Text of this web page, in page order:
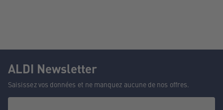
ALDI Newsletter
Saisissez vos données et ne manquez aucune de nos offres.